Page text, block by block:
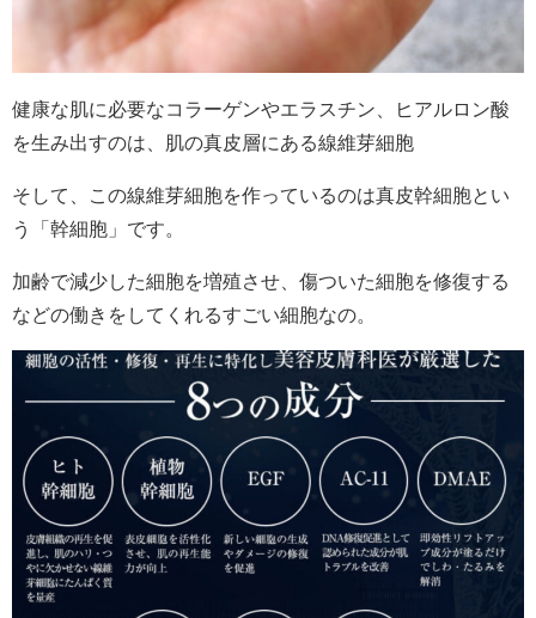
健康な肌に必要なコラーゲンやエラスチン、ヒアルロン酸
を生み出すのは、肌の真皮層にある線維芽細胞
そして、この線維芽細胞を作っているのは真皮幹細胞とい
う「幹細胞」です。
加齢で減少した細胞を増殖させ、傷ついた細胞を修復する
などの働きをしてくれるすごい細胞なの。